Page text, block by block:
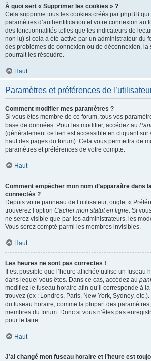
À quoi sert « Supprimer les cookies » ?
Cela supprime tous les cookies créés par phpBB
paramètres d’authentification et votre connexion au
des fonctionnalités telles que les indicateurs de
non lu) si cela a été activé par un administrateur du
des problèmes de connexion ou de déconnexion, la
pourrait les résoudre.
Haut
Paramètres et préférences de
Comment modifier mes paramètres ?
Si vous êtes membre de ce forum, tous vos
base de données. Pour les modifier, accédez au
(généralement ce lien est accessible en cliquant sur
haut des pages du forum). Cela vous permettra de
paramètres et préférences de votre compte.
Haut
Comment empêcher mon nom d’apparaître dans
connectés ?
Depuis votre panneau de l’utilisateur, onglet «
trouverez l’option Cacher mon statut en ligne. Si
ne serez visible que par les administrateurs, les
Vous serez compté parmi les membres invisibles.
Haut
Les heures ne sont pas correctes !
Il est possible que l’heure affichée utilise un fuseau
dans lequel vous êtes. Dans ce cas, accédez au
modifiez le fuseau horaire afin qu’il corresponde à
trouvez (ex : Londres, Paris, New York, Sydney,
du fuseau horaire, comme la plupart des
membres du forum. Donc si vous n’êtes pas
pour le faire.
Haut
J’ai changé mon fuseau horaire et l’heure est